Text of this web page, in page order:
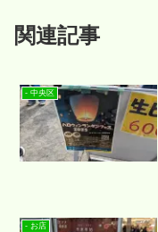
関連記事
- 中央区
- お店